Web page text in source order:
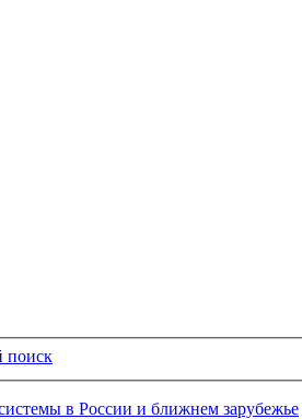
поиск
в России и ближнем зарубежье